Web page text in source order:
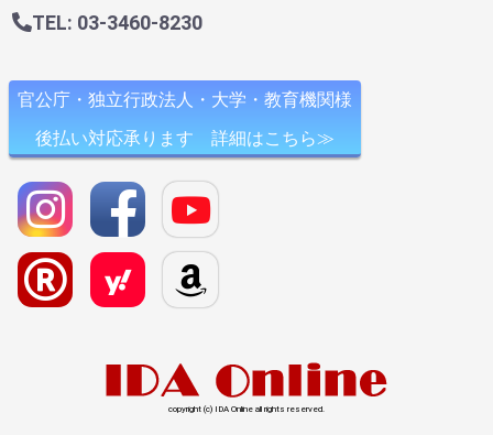
TEL: 03-3460-8230
官公庁・独立行政法人・大学・教育機関様
後払い対応承ります 詳細はこちら≫
copyright (c) IDA Online all rights reserved.